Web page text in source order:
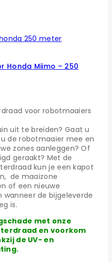
Honda Miimo – 250
voor robotmaaiers
uit te breiden? Gaat u
de robotmaaier mee en
zones aanleggen? Of
geraakt? Met de
kun je een kapot
de maaizone
of een nieuwe
wanneer de bijgeleverde
is.
met onze
en voorkom
de UV- en